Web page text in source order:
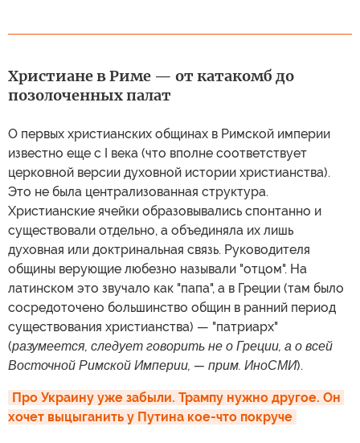
Христиане в Риме — от катакомб до
позолоченных палат
О первых христианских общинах в Римской империи
известно еще с I века (что вполне соответствует
церковной версии духовной истории христианства).
Это не была централизованная структура.
Христианские ячейки образовывались спонтанно и
существовали отдельно, а объединяла их лишь
духовная или доктринальная связь. Руководителя
общины верующие любезно называли "отцом". На
латинском это звучало как "папа", а в Греции (там было
сосредоточено большинство общин в ранний период
существования христианства) — "патриарх"
(разумеется, следует говорить не о Греции, а о всей
Восточной Римской Империи, — прим. ИноСМИ).
Про Украину уже забыли. Трампу нужно другое. Он
хочет выцыганить у Путина кое-что покруче